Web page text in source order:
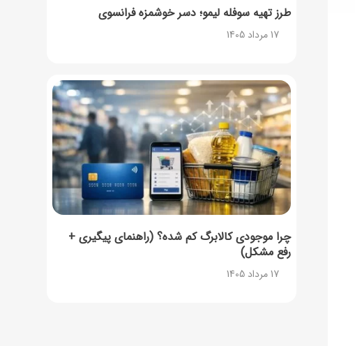
طرز تهیه سوفله لیمو؛ دسر خوشمزه فرانسوی
17 مرداد 1405
چرا موجودی کالابرگ کم شده؟ (راهنمای پیگیری +
رفع مشکل)
17 مرداد 1405